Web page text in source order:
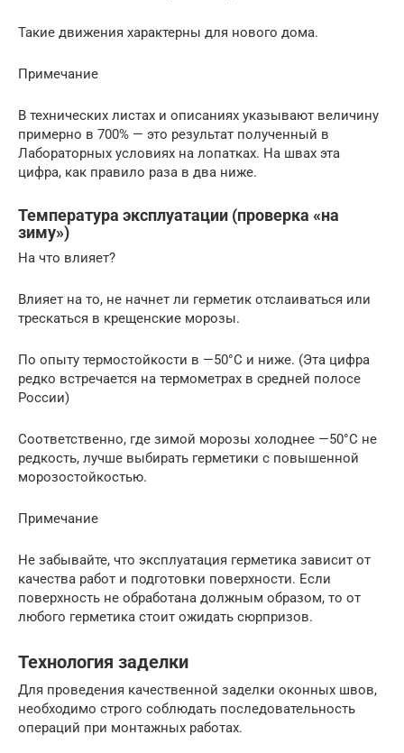
Такие движения характерны для нового дома.
Примечание
В технических листах и описаниях указывают величину
примерно в 700% — это результат полученный в
Лабораторных условиях на лопатках. На швах эта
цифра, как правило раза в два ниже.
Температура эксплуатации (проверка «на
зиму»)
На что влияет?
Влияет на то, не начнет ли герметик отслаиваться или
трескаться в крещенские морозы.
По опыту термостойкости в —50°C и ниже. (Эта цифра
редко встречается на термометрах в средней полосе
России)
Соответственно, где зимой морозы холоднее —50°C не
редкость, лучше выбирать герметики с повышенной
морозостойкостью.
Примечание
Не забывайте, что эксплуатация герметика зависит от
качества работ и подготовки поверхности. Если
поверхность не обработана должным образом, то от
любого герметика стоит ожидать сюрпризов.
Технология заделки
Для проведения качественной заделки оконных швов,
необходимо строго соблюдать последовательность
операций при монтажных работах.